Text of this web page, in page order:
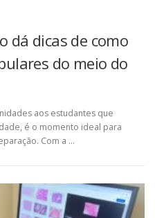
dá dicas de como
do meio do
aos estudantes que
é o momento ideal para
Com a …